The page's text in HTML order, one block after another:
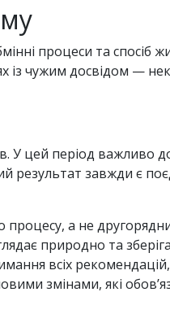
процеси та спосіб
із чужим досвідом —
У цей період важливо
результат завжди є
процесу, а не
природно та
всіх рекомендацій,
змінами, які